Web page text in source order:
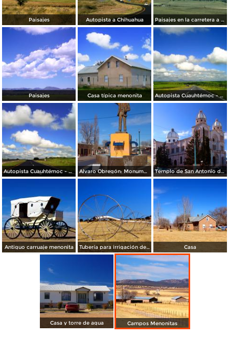
Paisajes Autopista a Chihuahua Paisajes en la carretera a Creel
Paisajes Casa típica menonita Autopista Cuauhtémoc - Chihuahua (México-16)
Autopista Cuauhtémoc - Chihuahua (México-16) Alvaro Obregón: Monumento a Miguel Calderón Templo de San Antonio de Padua
Antiguo carruaje menonita Tubería para irrigación de cultivos Casa
Casa y torre de agua Campos Menonitas